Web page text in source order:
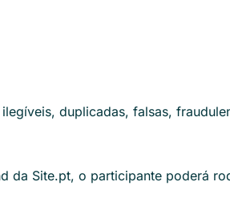
duplicadas, falsas,
Site.pt, o participante poderá